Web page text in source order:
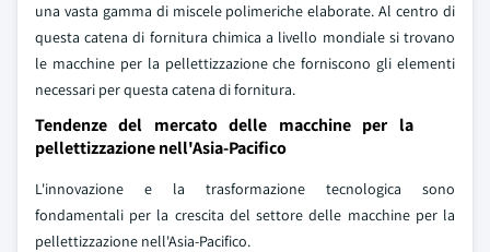
una vasta gamma di miscele polimeriche elaborate. Al centro di
questa catena di fornitura chimica a livello mondiale si trovano
le macchine per la pellettizzazione che forniscono gli elementi
necessari per questa catena di fornitura.
Tendenze del mercato delle macchine per la
pellettizzazione nell'Asia-Pacifico
L'innovazione e la trasformazione tecnologica sono
fondamentali per la crescita del settore delle macchine per la
pellettizzazione nell'Asia-Pacifico.